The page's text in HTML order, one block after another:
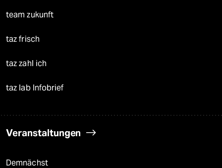
team zukunft
taz frisch
taz zahl ich
taz lab Infobrief
Veranstaltungen
Demnächst